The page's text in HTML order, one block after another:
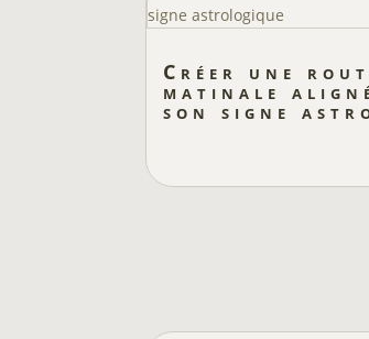
Créer une
matinale
son signe